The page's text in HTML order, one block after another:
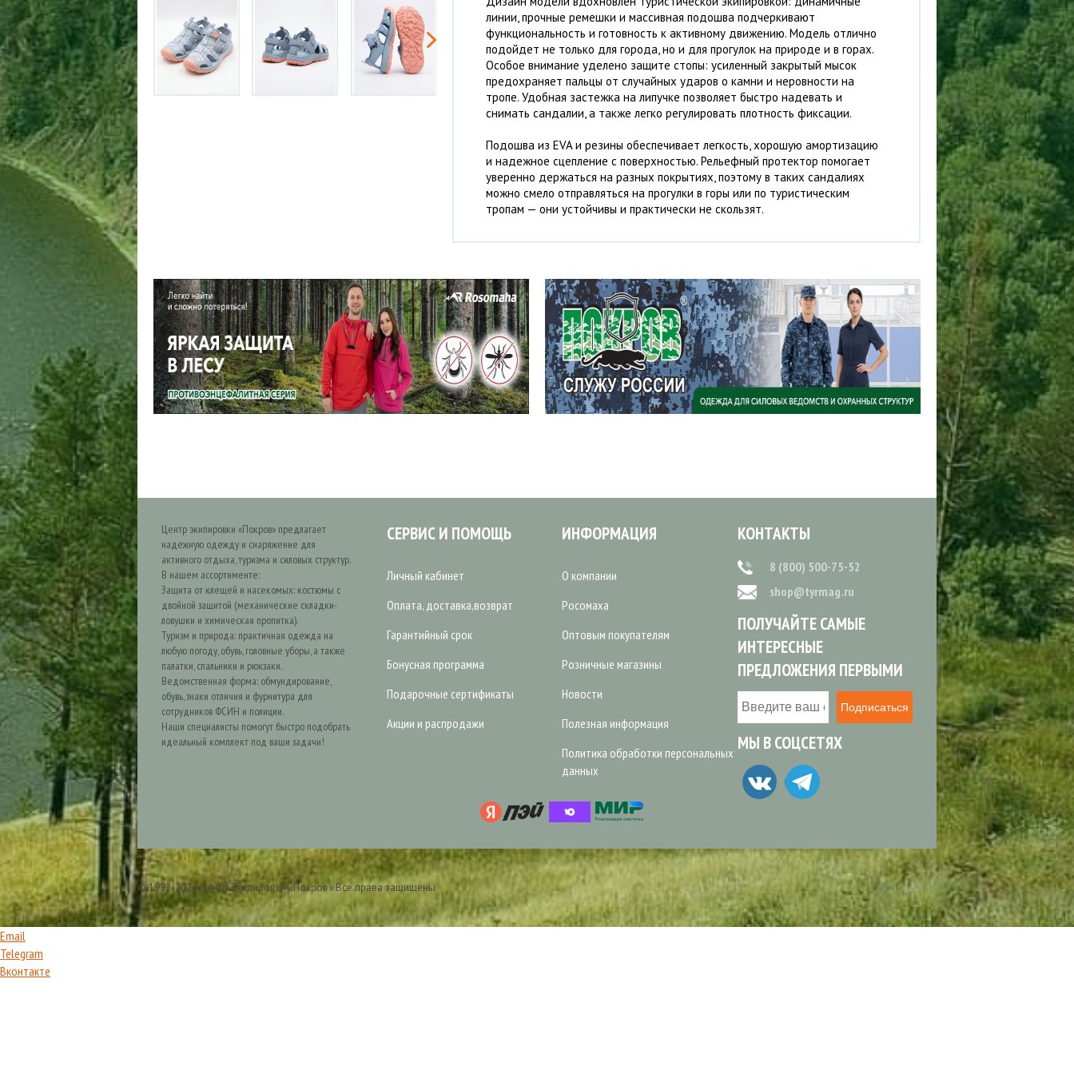
линии, прочные ремешки и массивная подошва подчеркивают
функциональность и готовность к активному движению. Модель отлично
подойдет не только для города, но и для прогулок на природе и в горах.
Особое внимание уделено защите стопы: усиленный закрытый мысок
предохраняет пальцы от случайных ударов о камни и неровности на
тропе. Удобная застежка на липучке позволяет быстро надевать и
снимать сандалии, а также легко регулировать плотность фиксации.
Подошва из EVA и резины обеспечивает легкость, хорошую амортизацию
и надежное сцепление с поверхностью. Рельефный протектор помогает
уверенно держаться на разных покрытиях, поэтому в таких сандалиях
можно смело отправляться на прогулки в горы или по туристическим
тропам — они устойчивы и практически не скользят.
Центр экипировки «Покров» предлагает
надежную одежду и снаряжение для
активного отдыха, туризма и силовых структур.
В нашем ассортименте:
Защита от клещей и насекомых: костюмы с
двойной защитой (механические складки-
ловушки и химическая пропитка).
Туризм и природа: практичная одежда на
любую погоду, обувь, головные уборы, а также
палатки, спальники и рюкзаки.
Ведомственная форма: обмундирование,
обувь, знаки отличия и фурнитура для
сотрудников ФСИН и полиции.
Наши специалисты помогут быстро подобрать
идеальный комплект под ваши задачи!
СЕРВИС И ПОМОЩЬ
Личный кабинет
Оплата, доставка,возврат
Гарантийный срок
Бонусная программа
Подарочные сертификаты
Акции и распродажи
ИНФОРМАЦИЯ
О компании
Росомаха
Оптовым покупателям
Розничные магазины
Новости
Полезная информация
Политика обработки персональных
данных
КОНТАКТЫ
8 (800) 500-75-52
shop@tyrmag.ru
ПОЛУЧАЙТЕ САМЫЕ
ИНТЕРЕСНЫЕ
ПРЕДЛОЖЕНИЯ ПЕРВЫМИ
Подписаться
МЫ В СОЦСЕТЯХ
© 1992-2026 Центр Экипировки «Покров» Все права защищены
Email
Telegram
Вконтакте